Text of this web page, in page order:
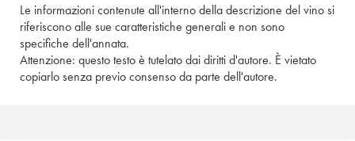
Le informazioni contenute all'interno della descrizione del vino si
riferiscono alle sue caratteristiche generali e non sono
specifiche dell'annata.
Attenzione: questo testo è tutelato dai diritti d'autore. È vietato
copiarlo senza previo consenso da parte dell'autore.